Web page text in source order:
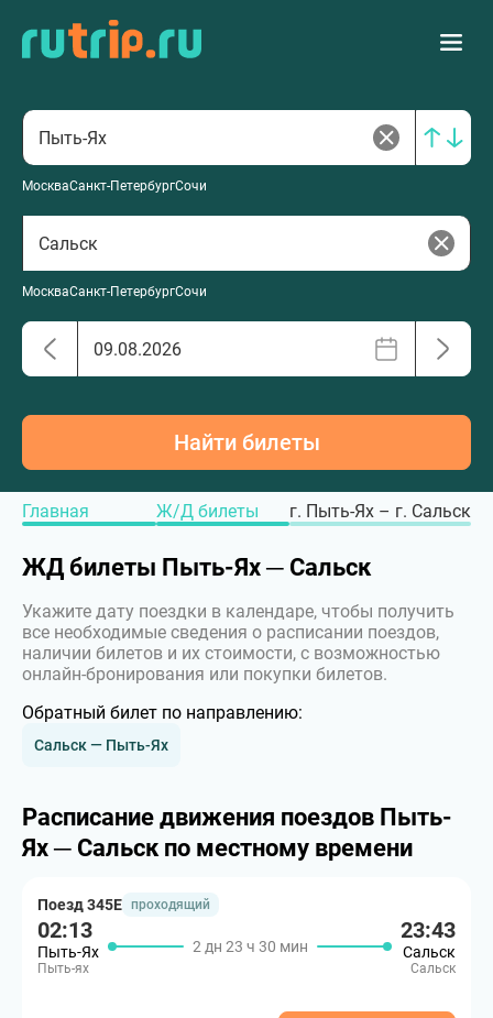
МоскваСанкт-ПетербургСочи
МоскваСанкт-ПетербургСочи
Найти билеты
Главная Ж/Д билеты г. Пыть-Ях – г. Сальск
ЖД билеты Пыть-Ях ─ Сальск
Укажите дату поездки в календаре, чтобы получить
все необходимые сведения о расписании поездов,
наличии билетов и их стоимости, с возможностью
онлайн-бронирования или покупки билетов.
Обратный билет по направлению:
Сальск — Пыть-Ях
Расписание движения поездов Пыть-
Ях ─ Сальск по местному времени
Поезд 345Е проходящий
02:13
Пыть-Ях
Пыть-ях
2 дн 23 ч 30 мин
23:43
Сальск
Сальск